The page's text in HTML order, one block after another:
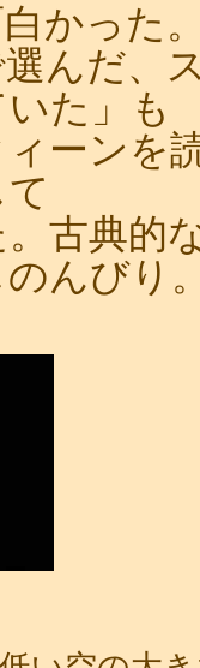
かった
んだ、
た」も
ーンを
古典的
んびり